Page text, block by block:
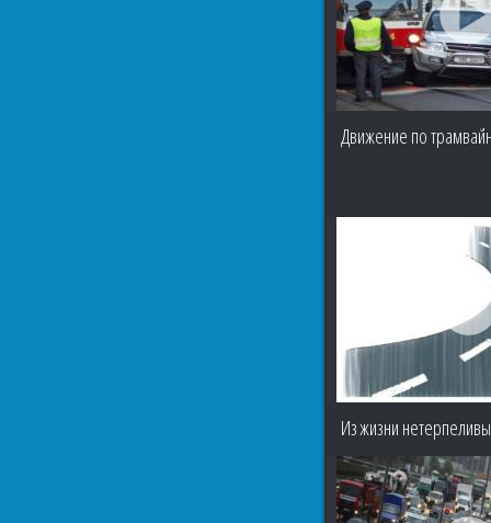
Движение по
Из жизни